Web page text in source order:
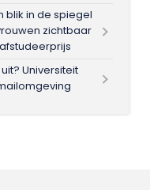
blik in de spiegel
zichtbaar
Universiteit